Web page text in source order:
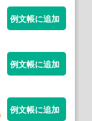
例文帳に追加
例文帳に追加
例文帳に追加